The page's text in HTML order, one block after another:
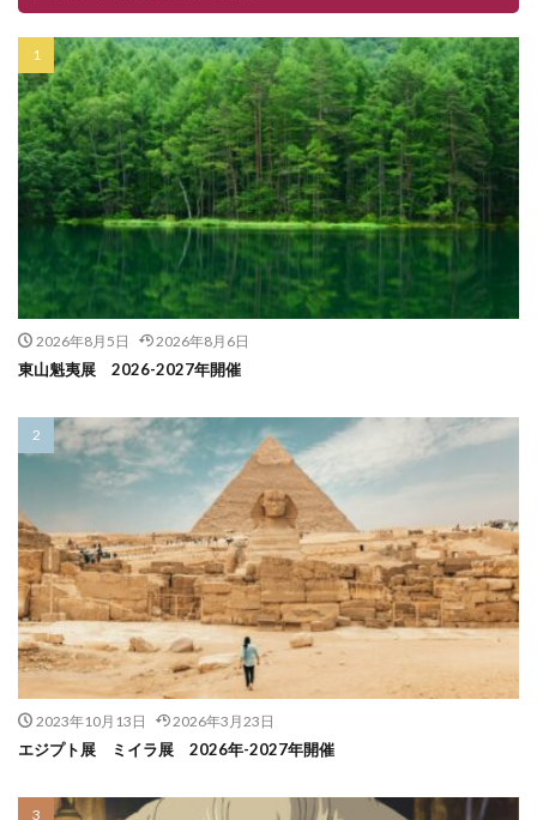
2026年8月5日 2026年8月6日
東山魁夷展 2026-2027年開催
2023年10月13日 2026年3月23日
エジプト展 ミイラ展 2026年-2027年開催